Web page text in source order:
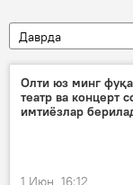
Даврда
Олти юз минг
театр ва концерт
имтиёзлар
1 Июн, 16:12